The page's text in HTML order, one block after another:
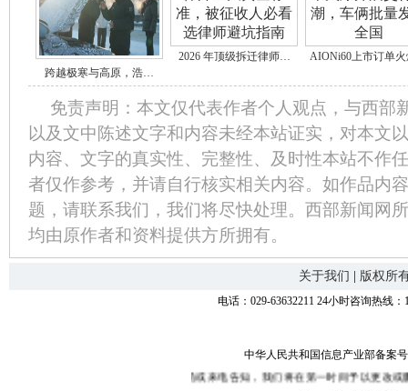
跨越极寒与高原，浩…
2026 年顶级拆迁律师… AIONi60上市订单
免责声明：本文仅代表作者个人观点，与西部
以及文中陈述文字和内容未经本站证实，对本文
内容、文字的真实性、完整性、及时性本站不作
者仅作参考，并请自行核实相关内容。如作品内
题，请联系我们，我们将尽快处理。西部新闻网
均由原作者和资料提供方所拥有。
关于我们 版权所
电话：029-63632211 24小时咨询热线
中华人民共和国信息产业部备案
、嫌疑，敬请在30日内来函或来电告知，我们将在第一时间予以更改或删除